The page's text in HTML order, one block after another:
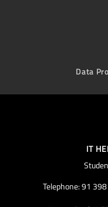
Data
IT
Telephone: 91